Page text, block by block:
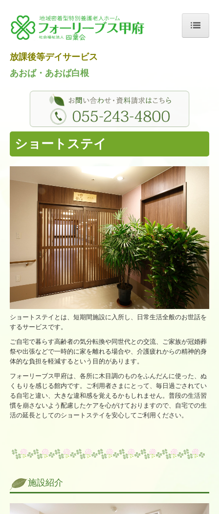
特別養護老人ホーム
ショートステイ
入所のお手続きについて
VR施設案内
求人情報
お問い合わせ
個人情報保護方針
会員専用ページ
放課後等デイサービス自己評価表を追加しました
入札に関するページ
あおば・あおば白根
放課後等デイサービス
あおば・あおば白根
ショートステイ
ショートステイとは、短期間施設に入所し、日常生活全般のお世話を
するサービスです。
ご自宅で暮らす高齢者の気分転換や同世代との交流、ご家族が冠婚葬
祭や出張などで一時的に家を離れる場合や、介護疲れからの精神的身
体的な負担を軽減するという目的があります。
フォーリーブス甲府は、各所に木目調のものをふんだんに使った、ぬ
くもりを感じる館内です。ご利用者さまにとって、毎日過ごされてい
る自宅と違い、大きな違和感を覚えるかもしれません。普段の生活習
慣を崩さないよう配慮したケアを心がけておりますので、自宅での生
活の延長としてのショートステイを安心してご利用ください。
施設紹介